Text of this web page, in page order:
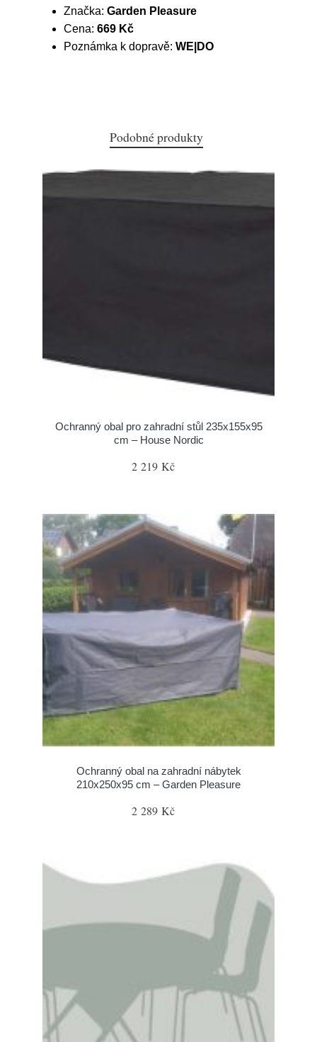
Značka: Garden Pleasure
Cena: 669 Kč
Poznámka k dopravě: WE|DO
Podobné produkty
Ochranný obal pro zahradní stůl 235x155x95
cm – House Nordic
2 219 Kč
Ochranný obal na zahradní nábytek
210x250x95 cm – Garden Pleasure
2 289 Kč